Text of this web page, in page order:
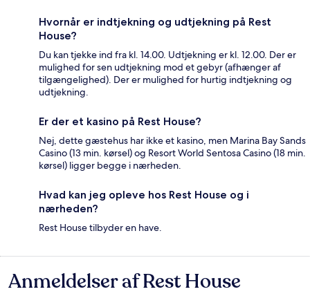
Hvornår er indtjekning og udtjekning på Rest
House?
Du kan tjekke ind fra kl. 14.00. Udtjekning er kl. 12.00. Der er
mulighed for sen udtjekning mod et gebyr (afhænger af
tilgængelighed). Der er mulighed for hurtig indtjekning og
udtjekning.
Er der et kasino på Rest House?
Nej, dette gæstehus har ikke et kasino, men Marina Bay Sands
Casino (13 min. kørsel) og Resort World Sentosa Casino (18 min.
kørsel) ligger begge i nærheden.
Hvad kan jeg opleve hos Rest House og i
nærheden?
Rest House tilbyder en have.
Anmeldelser
Anmeldelser af Rest House